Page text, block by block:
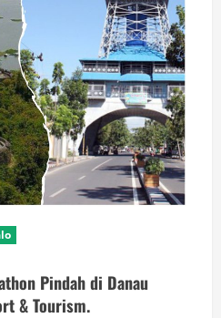
Pindah di Danau
& Tourism.